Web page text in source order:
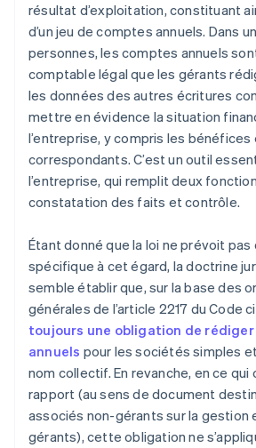
résultat d’exploitation, constituant
d’un jeu de comptes annuels. Dans
personnes, les comptes annuels
comptable légal que les gérants
les données des autres écritures
mettre en évidence la situation
l’entreprise, y compris les
correspondants. C’est un outil
l’entreprise, qui remplit deux
constatation des faits et contrôle.
Étant donné que la loi ne prévoit
spécifique à cet égard, la doctrine
semble établir que, sur la base des
générales de l’article 2217 du Code
toujours une obligation de
annuels pour les sociétés simples
nom collectif. En revanche, en ce qui
rapport (au sens de document
associés non-gérants sur la gestion
gérants), cette obligation ne